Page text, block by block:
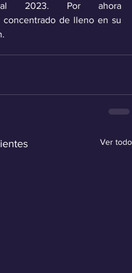
2023. Por ahora
concentrado de lleno en su
Ver todo